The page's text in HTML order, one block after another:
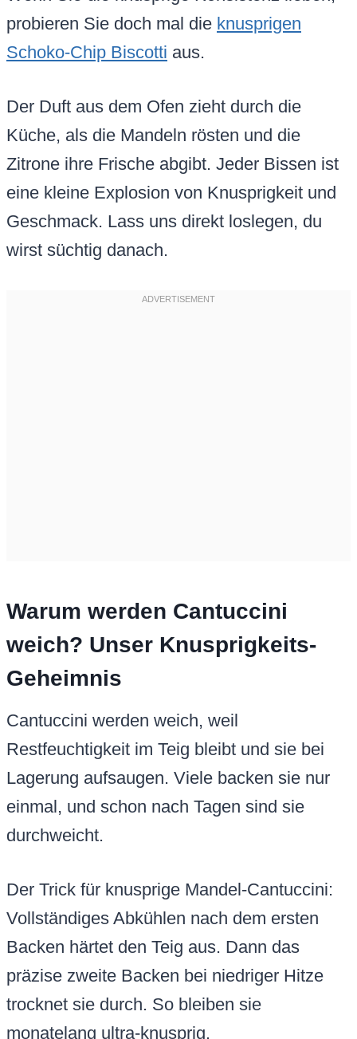
probieren Sie doch mal die knusprigen
Schoko-Chip Biscotti aus.
Der Duft aus dem Ofen zieht durch die
Küche, als die Mandeln rösten und die
Zitrone ihre Frische abgibt. Jeder Bissen ist
eine kleine Explosion von Knusprigkeit und
Geschmack. Lass uns direkt loslegen, du
wirst süchtig danach.
Warum werden Cantuccini
weich? Unser Knusprigkeits-
Geheimnis
Cantuccini werden weich, weil
Restfeuchtigkeit im Teig bleibt und sie bei
Lagerung aufsaugen. Viele backen sie nur
einmal, und schon nach Tagen sind sie
durchweicht.
Der Trick für knusprige Mandel-Cantuccini:
Vollständiges Abkühlen nach dem ersten
Backen härtet den Teig aus. Dann das
präzise zweite Backen bei niedriger Hitze
trocknet sie durch. So bleiben sie
monatelang ultra-knusprig.